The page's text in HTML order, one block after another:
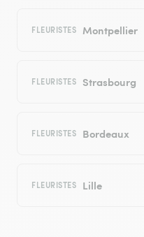
FLEURISTES Montpellier
FLEURISTES Strasbourg
FLEURISTES Bordeaux
FLEURISTES Lille